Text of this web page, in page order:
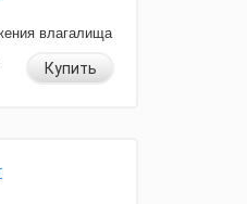
влагалища
Купить